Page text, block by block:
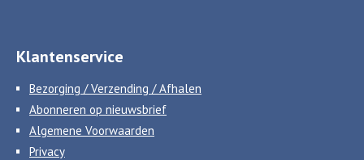
Klantenservice
Bezorging / Verzending / Afhalen
Abonneren op nieuwsbrief
Algemene Voorwaarden
Privacy